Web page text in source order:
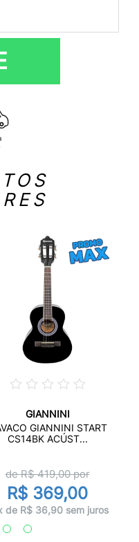
GIANNINI
GIANNINI START
CS14BK ACÚST...
de R$419,00por
R$ 369,00
de R$ 36,90 sem juros